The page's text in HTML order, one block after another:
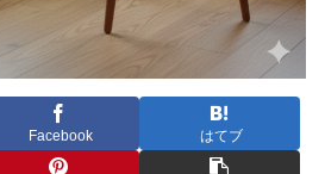
Facebook はてブ